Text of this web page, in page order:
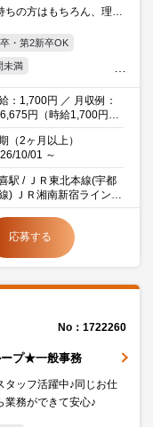
ちの方はもちろん、理系
・第2新卒OK
未満
あり 交通費支給
活躍中
メーカー・商社
：1,700円 ／ 月収例：
円（時給1,700円×
7時間45分×月21日）交
別途支給
（2ヶ月以上）
10/01 ～
駅 / ＪＲ東北本線(宇都
) ＪＲ湘南新宿ライン
本線－横須賀線) 等 15
応募する
No：1722260
ープ★一般事務
タッフ活躍中♪同じお仕
業務ができて安心♪